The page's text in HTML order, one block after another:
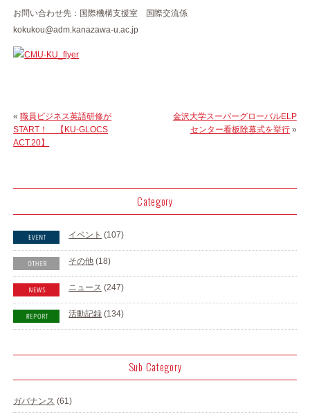
お問い合わせ先：国際機構支援室 国際交流係
kokukou@adm.kanazawa-u.ac.jp
«職員ビジネス英語研修が
START！ 【KU-GLOCS
ACT.20】
金沢大学スーパーグローバルELP
センター看板除幕式を挙行»
Category
イベント (107)
その他 (18)
ニュース (247)
活動記録 (134)
Sub Category
ガバナンス (61)